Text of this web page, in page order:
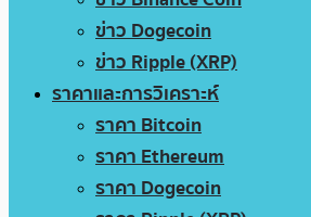
ข่าว Dogecoin
ข่าว Ripple (XRP)
ราคาและการวิเคราะห์
ราคา Bitcoin
ราคา Ethereum
ราคา Dogecoin